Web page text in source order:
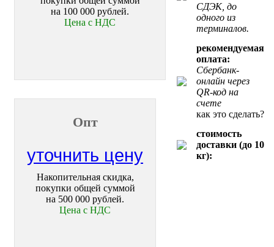
на 100 000 рублей.
Цена с НДС
Опт
уточнить цену
Накопительная скидка,
покупки общей суммой
на 500 000 рублей.
Цена с НДС
СДЭК, до
одного из
терминалов.
рекомендуемая
оплата:
Сбербанк-
онлайн через
QR-код на
счете
как это сделать?
стоимость
доставки (до 10
кг):